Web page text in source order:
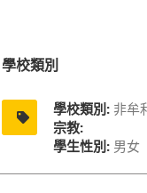
學校類別
學校類別: 非牟
宗教:
學生性別: 男女